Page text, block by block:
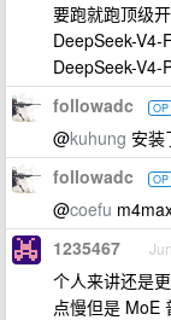
要跑就跑顶级
DeepSeek-
DeepSeek-
followadc OP
@kuhung 安装
followadc OP
@coefu
1235467
个人来讲还是
点慢但是 MoE